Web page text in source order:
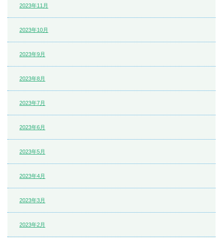
2023年11月
2023年10月
2023年9月
2023年8月
2023年7月
2023年6月
2023年5月
2023年4月
2023年3月
2023年2月